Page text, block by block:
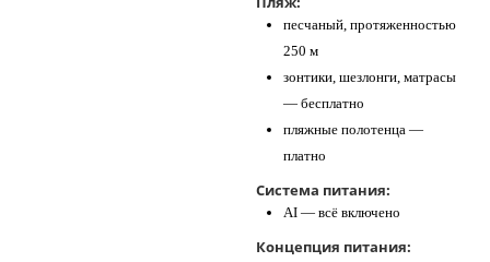
песчаный, протяженностью
250 м
зонтики, шезлонги, матрасы
— бесплатно
пляжные полотенца —
платно
Система питания:
AI — всё включено
Концепция питания: